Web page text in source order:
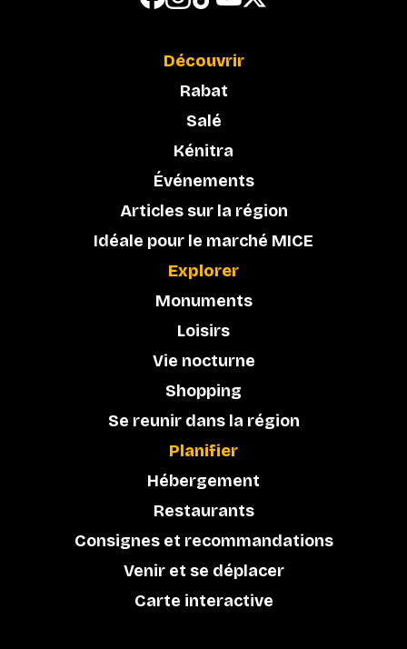
Découvrir
Rabat
Salé
Kénitra
Événements
Articles sur la région
Idéale pour le marché MICE
Explorer
Monuments
Loisirs
Vie nocturne
Shopping
Se reunir dans la région
Planifier
Hébergement
Restaurants
Consignes et recommandations
Venir et se déplacer
Carte interactive